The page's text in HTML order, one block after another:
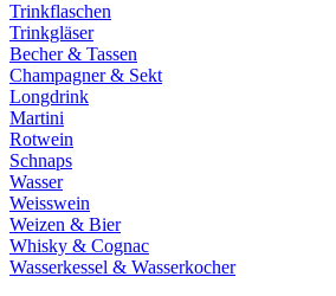
Trinkflaschen
Trinkgläser
Becher & Tassen
Champagner & Sekt
Longdrink
Martini
Rotwein
Schnaps
Wasser
Weisswein
Weizen & Bier
Whisky & Cognac
Wasserkessel & Wasserkocher